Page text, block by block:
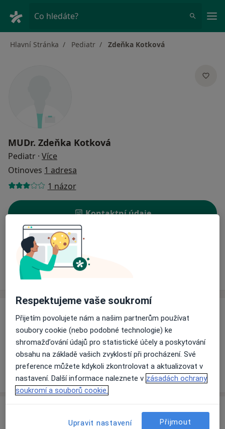
Co hledáte?
Hlavní Stránka Pediatr Zdeňka Kotková
MUDr. Zdeňka Kotková
Pediatr · Více
Otinoves 1 adresa
1 názor
Kontaktní údaje
Rezervovat termín
Ceník Adresy
Ceník
Informace o službách a cenách nejsou k dispozici
Tento specialista ještě nepřidával žádné informace o
svých službách.
Respektujeme vaše soukromí
Přijetím povolujete nám a našim partnerům používat
soubory cookie (nebo podobné technologie) ke
shromažďování údajů pro statistické účely a poskytování
obsahu na základě vašich zvyklostí při procházení. Své
preference můžete kdykoli zkontrolovat a aktualizovat v
nastavení. Další informace naleznete v zásadách ochrany
soukromí a souborů cookie.
Upravit nastavení Přijmout